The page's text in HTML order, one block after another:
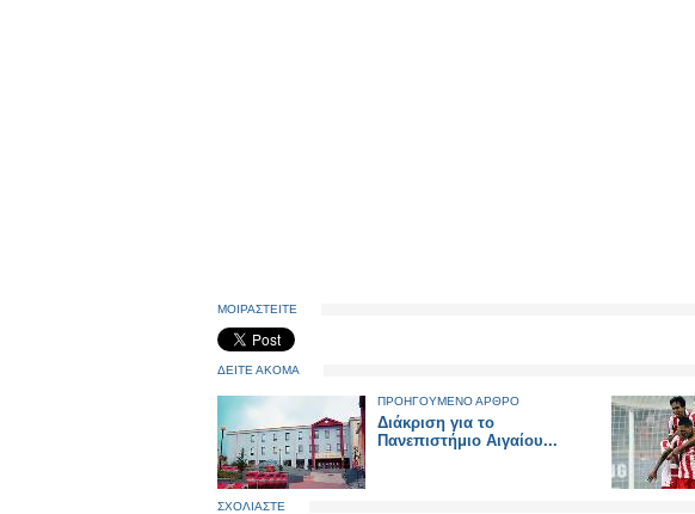
ΜΟΙΡΑΣΤΕΙΤΕ
ΔΕΙΤΕ ΑΚΟΜΑ
ΠΡΟΗΓΟΥΜΕΝΟ ΑΡΘΡΟ
Διάκριση για το
Πανεπιστήμιο Αιγαίου...
ΣΧΟΛΙΑΣΤΕ